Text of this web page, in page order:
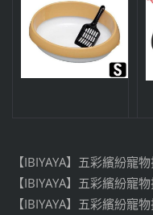
【IBIYAYA】五彩繽紛寵
【IBIYAYA】五彩繽紛寵
【IBIYAYA】五彩繽紛寵